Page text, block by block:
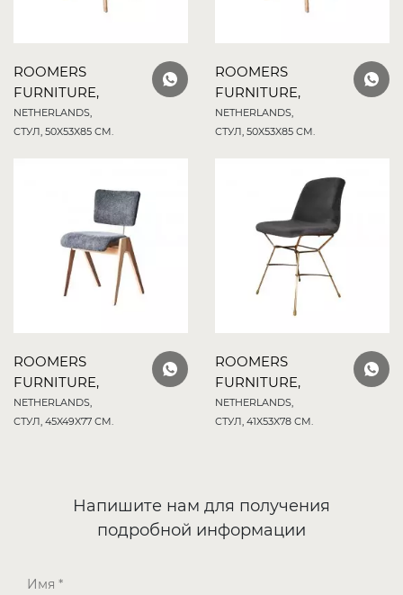
ROOMERS
FURNITURE,
NETHERLANDS,
СТУЛ, 50X53X85 СМ.
ROOMERS
FURNITURE,
NETHERLANDS,
СТУЛ, 50X53X85 СМ.
ROOMERS
FURNITURE,
NETHERLANDS,
СТУЛ, 45X49X77 СМ.
ROOMERS
FURNITURE,
NETHERLANDS,
СТУЛ, 41X53X78 СМ.
Напишите нам для получения
подробной информации